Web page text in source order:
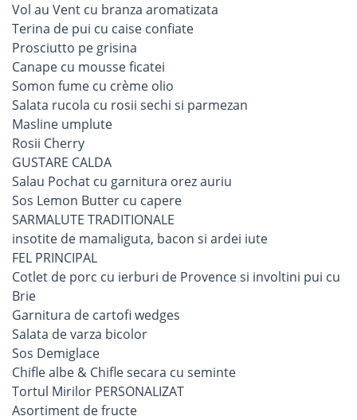
Vol au Vent cu branza aromatizata
Terina de pui cu caise confiate
Prosciutto pe grisina
Canape cu mousse ficatei
Somon fume cu crème olio
Salata rucola cu rosii sechi si parmezan
Masline umplute
Rosii Cherry
GUSTARE CALDA
Salau Pochat cu garnitura orez auriu
Sos Lemon Butter cu capere
SARMALUTE TRADITIONALE
insotite de mamaliguta, bacon si ardei iute
FEL PRINCIPAL
Cotlet de porc cu ierburi de Provence si involtini pui cu
Brie
Garnitura de cartofi wedges
Salata de varza bicolor
Sos Demiglace
Chifle albe & Chifle secara cu seminte
Tortul Mirilor PERSONALIZAT
Asortiment de fructe